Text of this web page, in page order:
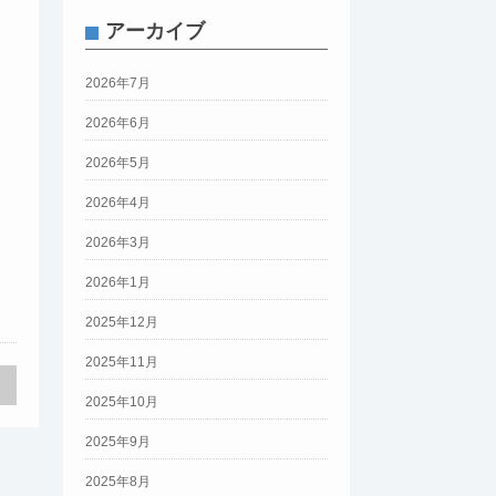
アーカイブ
2026年7月
2026年6月
2026年5月
2026年4月
2026年3月
2026年1月
2025年12月
2025年11月
2025年10月
2025年9月
2025年8月